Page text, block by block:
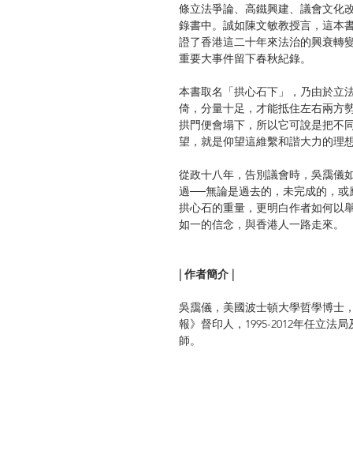
條立法爭論、高鐵興建、議會文化
錄書中。誠如陳文敏教授言，這本
證了香港這二十年來法治的興衰轉
重要大事件留下春秋紀錄。
本書取名「拱心石下」，乃由於立
倚，分量十足，才能抵住左右兩方
拱門便會塌下，所以它可說是把不
望，就是仰望這維繫和諧大力的理
從政十八年，告別議會時，吳靄儀
過──無論是過去的，未完成的，
拱心石的重量，更明白作者如何以
如一的信念，與香港人一路走來。
| 作者簡介 |
吳靄儀，美國波士頓大學哲學博士
報》督印人，1995-2012年任立法
師。